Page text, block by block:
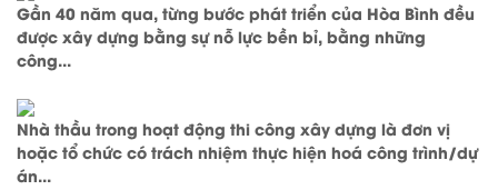
Gần 40 năm qua, từng bước phát triển của Hòa Bình đều
được xây dựng bằng sự nỗ lực bền bỉ, bằng những
công...
Nhà thầu trong hoạt động thi công xây dựng là đơn vị
hoặc tổ chức có trách nhiệm thực hiện hoá công trình/dự
án...